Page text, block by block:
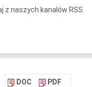
naszych kanałów RSS.
DOC PDF